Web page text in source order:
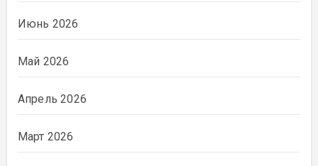
Июнь 2026
Май 2026
Апрель 2026
Март 2026